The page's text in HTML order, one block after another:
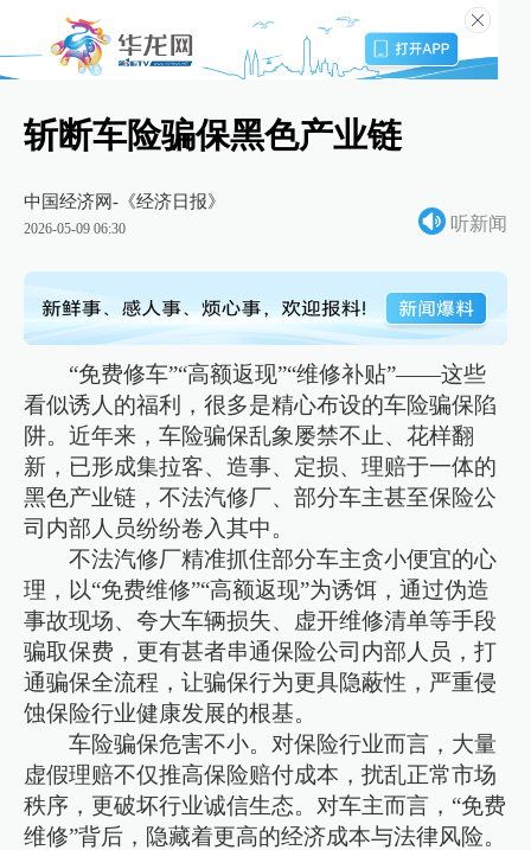
斩断车险骗保黑色产业链
中国经济网-《经济日报》
2026-05-09 06:30 听新闻
“免费修车”“高额返现”“维修补贴”——这些
看似诱人的福利，很多是精心布设的车险骗保陷
阱。近年来，车险骗保乱象屡禁不止、花样翻
新，已形成集拉客、造事、定损、理赔于一体的
黑色产业链，不法汽修厂、部分车主甚至保险公
司内部人员纷纷卷入其中。
不法汽修厂精准抓住部分车主贪小便宜的心
理，以“免费维修”“高额返现”为诱饵，通过伪造
事故现场、夸大车辆损失、虚开维修清单等手段
骗取保费，更有甚者串通保险公司内部人员，打
通骗保全流程，让骗保行为更具隐蔽性，严重侵
蚀保险行业健康发展的根基。
车险骗保危害不小。对保险行业而言，大量
虚假理赔不仅推高保险赔付成本，扰乱正常市场
秩序，更破坏行业诚信生态。对车主而言，“免费
维修”背后，隐藏着更高的经济成本与法律风险。